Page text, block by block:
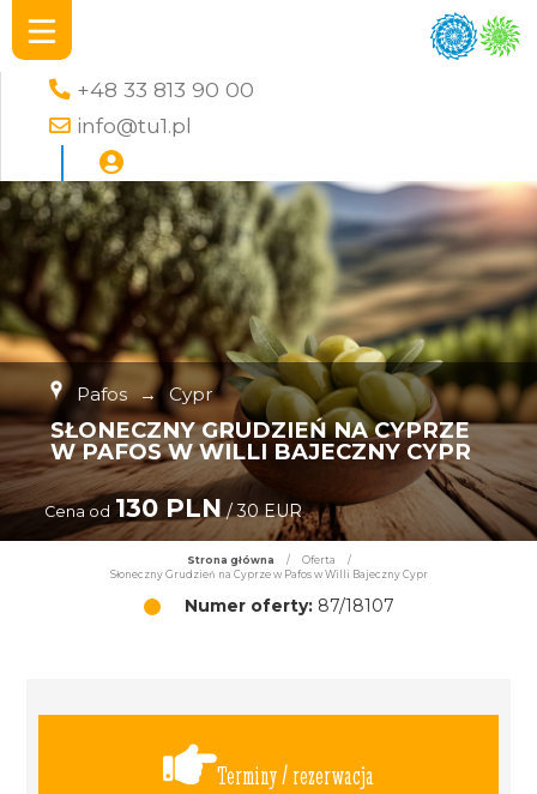
+48 33 813 90 00
info@tu1.pl
Pafos → Cypr
SŁONECZNY GRUDZIEŃ NA CYPRZE
W PAFOS W WILLI BAJECZNY CYPR
Cena od 130 PLN/ 30 EUR
Strona główna / Oferta
/
Słoneczny Grudzień na Cyprze w Pafos w Willi Bajeczny Cypr
Numer oferty:87/18107
Terminy / rezerwacja